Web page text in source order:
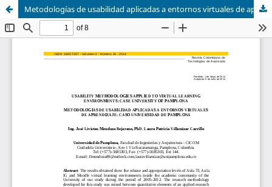
Metodologías de usabilidad aplicadas a entornos virtuales de aprendizaje: caso Universidad de Pamplona